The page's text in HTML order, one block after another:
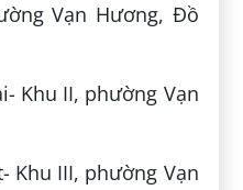
Vạn Hương, Đồ
II, phường Vạn
III, phường Vạn